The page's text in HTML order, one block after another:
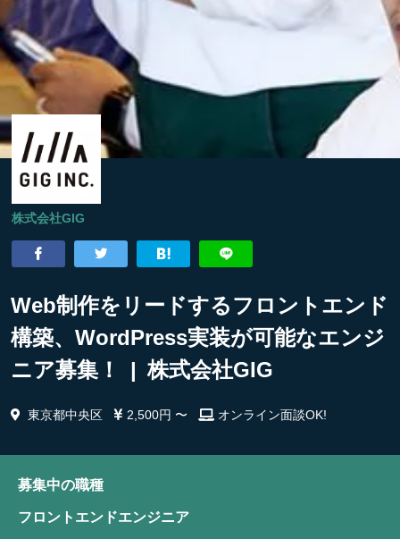
株式会社GIG
Web制作をリードするフロントエンド
構築、WordPress実装が可能なエンジ
ニア募集！ | 株式会社GIG
東京都中央区 2,500円 〜 オンライン面談OK!
募集中の職種
フロントエンドエンジニア